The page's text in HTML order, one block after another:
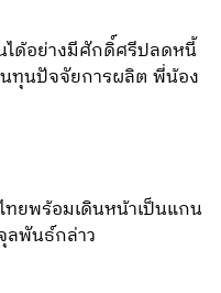
ได้อย่างมีศักดิ์ศรีปลดหนี้
ทุนปัจจัยการผลิต พี่น้อง
ทยพร้อมเดินหน้าเป็นแกน
ลพันธ์กล่าว